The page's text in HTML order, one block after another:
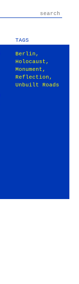
TAGS
Berlin ,
Holocaust ,
Monument ,
Reflection ,
Unbuilt Roads